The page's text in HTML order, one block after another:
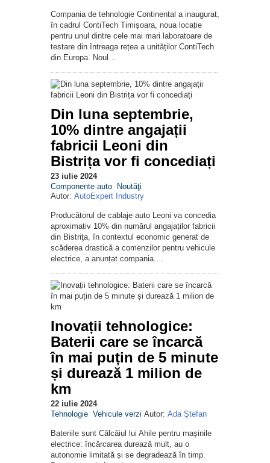
Compania de tehnologie Continental a inaugurat,
în cadrul ContiTech Timișoara, noua locație
pentru unul dintre cele mai mari laboratoare de
testare din întreaga rețea a unităților ContiTech
din Europa. Noul…
Din luna septembrie,
10% dintre angajații
fabricii Leoni din
Bistrița vor fi concediați
23 iulie 2024
Componente auto Noutăţi
Autor: AutoExpert Industry
Producătorul de cablaje auto Leoni va concedia
aproximativ 10% din numărul angajaților fabricii
din Bistriţa, în contextul economic generat de
scăderea drastică a comenzilor pentru vehicule
electrice, a anunțat compania.…
Inovații tehnologice:
Baterii care se încarcă
în mai puțin de 5 minute
și durează 1 milion de
km
22 iulie 2024
Tehnologie Vehicule verzi Autor: Ada Ştefan
Bateriile sunt Călcâiul lui Ahile pentru mașinile
electrice: încărcarea durează mult, au o
autonomie limitată și se degradează în timp.